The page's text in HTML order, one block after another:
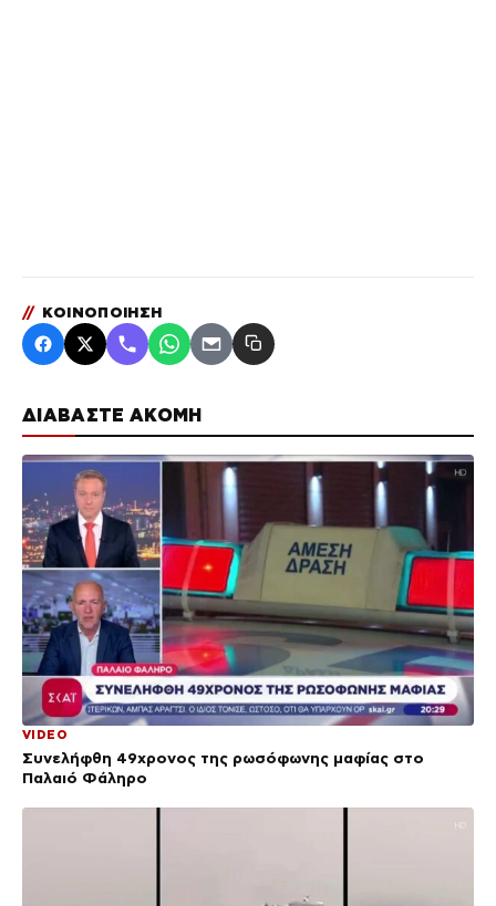
ΔΙΑΒΑΣΤΕ ΑΚΟΜΗ
VIDEO
Συνελήφθη 49χρονος της ρωσόφωνης μαφίας στο
Παλαιό Φάληρο
// ΚΟΙΝΟΠΟΙΗΣΗ